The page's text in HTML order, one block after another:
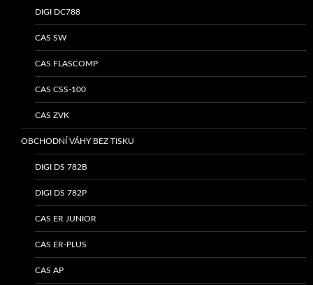
DIGI DC788
CAS SW
CAS FLASCOMP
CAS CSS-100
CAS ZVK
OBCHODNÍ VÁHY BEZ TISKU
DIGI DS 782B
DIGI DS 782P
CAS ER JUNIOR
CAS ER-PLUS
CAS AP